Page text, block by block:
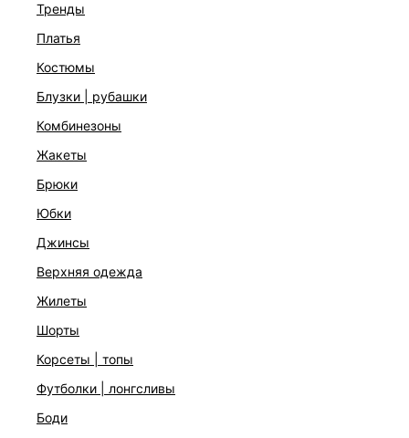
тренды
платья
костюмы
блузки | рубашки
комбинезоны
жакеты
брюки
юбки
джинсы
верхняя одежда
жилеты
шорты
корсеты | топы
футболки | лонгсливы
боди
6 599 ₽-61%